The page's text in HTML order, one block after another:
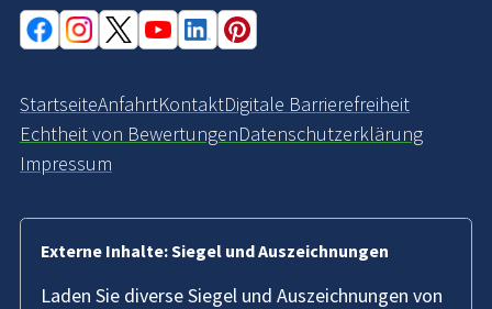
StartseiteAnfahrtKontaktDigitale Barrierefreiheit
Echtheit von BewertungenDatenschutzerklärung
Impressum
Externe Inhalte: Siegel und Auszeichnungen
Laden Sie diverse Siegel und Auszeichnungen von